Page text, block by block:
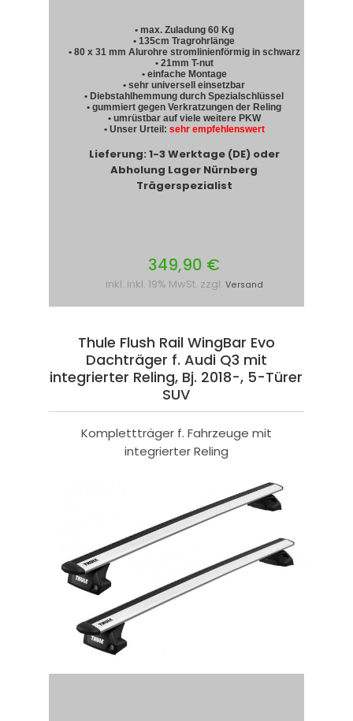
• max. Zuladung 60 Kg
• 135cm Tragrohrlänge
• 80 x 31 mm Alurohre stromlinienförmig in schwarz
• 21mm T-nut
• einfache Montage
• sehr universell einsetzbar
• Diebstahlhemmung durch Spezialschlüssel
• gummiert gegen Verkratzungen der Reling
• umrüstbar auf viele weitere PKW
• Unser Urteil: sehr empfehlenswert
Lieferung: 1-3 Werktage (DE) oder
Abholung Lager Nürnberg
Trägerspezialist
349,90 €
inkl. inkl. 19% MwSt. zzgl. Versand
Thule Flush Rail WingBar Evo
Dachträger f. Audi Q3 mit
integrierter Reling, Bj. 2018-, 5-Türer
SUV
Komplettträger f. Fahrzeuge mit
integrierter Reling